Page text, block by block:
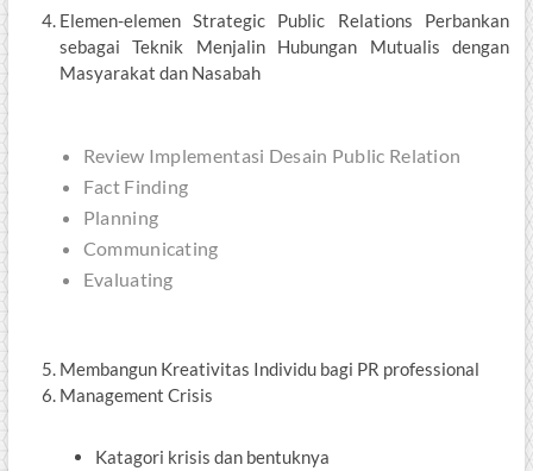
Elemen-elemen Strategic Public Relations Perbankan
sebagai Teknik Menjalin Hubungan Mutualis dengan
Masyarakat dan Nasabah
Review Implementasi Desain Public Relation
Fact Finding
Planning
Communicating
Evaluating
Membangun Kreativitas Individu bagi PR professional
Management Crisis
Katagori krisis dan bentuknya